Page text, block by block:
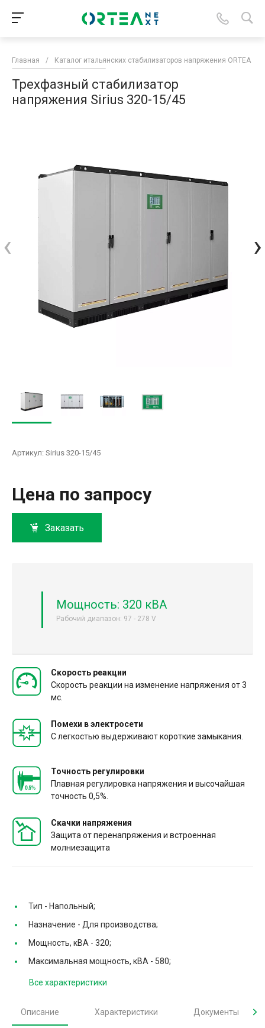
Главная / Каталог итальянских стабилизаторов напряжения ORTEA
Трехфазный стабилизатор
напряжения Sirius 320-15/45
‹ ›
Артикул: Sirius 320-15/45
Цена по запросу
Заказать
Мощность: 320 кВА
Рабочий диапазон: 97 - 278 V
Скорость реакции
Скорость реакции на изменение напряжения от 3
мс.
Помехи в электросети
С легкостью выдерживают короткие замыкания.
Точность регулировки
Плавная регулировка напряжения и высочайшая
точность 0,5%.
Скачки напряжения
Защита от перенапряжения и встроенная
молниезащита
Тип - Напольный;
Назначение - Для производства;
Мощность, кВА - 320;
Максимальная мощность, кВА - 580;
Все характеристики
Описание Характеристики Документы